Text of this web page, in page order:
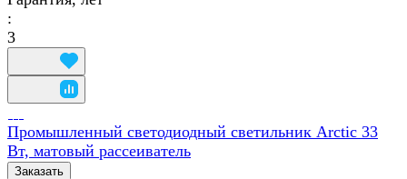
:
3
Промышленный светодиодный светильник Arctic 33
Вт, матовый рассеиватель
Заказать